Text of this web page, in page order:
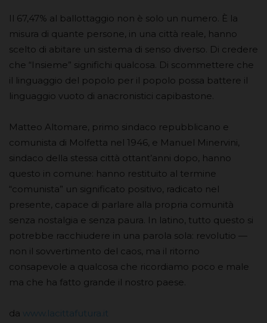
Il 67,47% al ballottaggio non è solo un numero. È la
misura di quante persone, in una città reale, hanno
scelto di abitare un sistema di senso diverso. Di credere
che “Insieme” significhi qualcosa. Di scommettere che
il linguaggio del popolo per il popolo possa battere il
linguaggio vuoto di anacronistici capibastone.
Matteo Altomare, primo sindaco repubblicano e
comunista di Molfetta nel 1946, e Manuel Minervini,
sindaco della stessa città ottant’anni dopo, hanno
questo in comune: hanno restituito al termine
“comunista” un significato positivo, radicato nel
presente, capace di parlare alla propria comunità
senza nostalgia e senza paura. In latino, tutto questo si
potrebbe racchiudere in una parola sola: revolutio —
non il sovvertimento del caos, ma il ritorno
consapevole a qualcosa che ricordiamo poco e male
ma che ha fatto grande il nostro paese.
da www.lacittafutura.it